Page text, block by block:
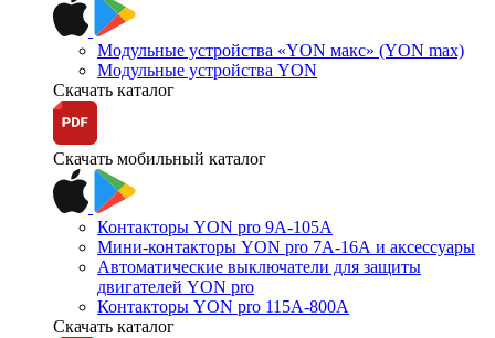
Модульные устройства «YON макс» (YON max)
Модульные устройства YON
Скачать каталог
Скачать мобильный каталог
Контакторы YON pro 9А-105А
Мини-контакторы YON pro 7А-16А и аксессуары
Автоматические выключатели для защиты
двигателей YON pro
Контакторы YON pro 115А-800А
Скачать каталог